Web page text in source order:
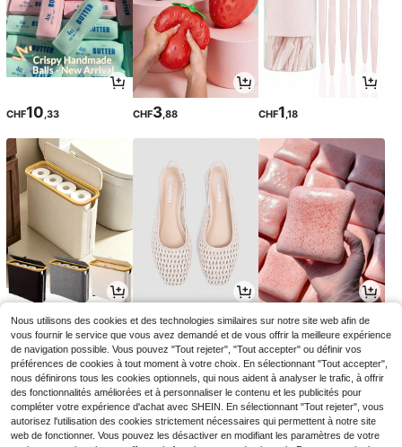
CHF10,33 CHF3,88 CHF1,18
CHF2 ,96CHF2,97 CHF13,78 CHF1,28
Nous utilisons des cookies et des technologies similaires sur notre site web afin de
vous fournir le service que vous avez demandé et de vous offrir la meilleure expérience
de navigation possible. Vous pouvez "Tout rejeter", "Tout accepter" ou définir vos
préférences de cookies à tout moment à votre choix. En sélectionnant "Tout accepter",
nous définirons tous les cookies optionnels, qui nous aident à analyser le trafic, à offrir
des fonctionnalités améliorées et à personnaliser le contenu et les publicités pour
compléter votre expérience d'achat avec SHEIN. En sélectionnant "Tout rejeter", vous
autorisez l'utilisation des cookies strictement nécessaires qui permettent à notre site
web de fonctionner. Vous pouvez les désactiver en modifiant les paramètres de votre